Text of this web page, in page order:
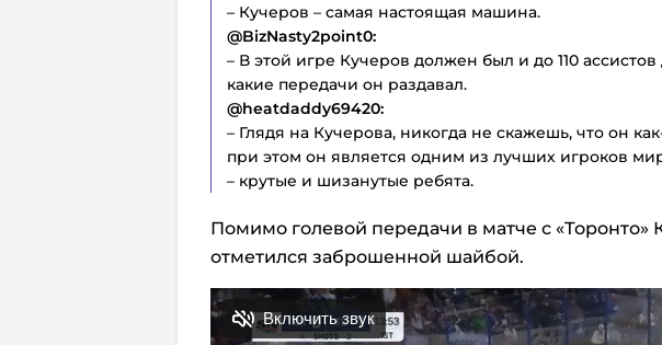
– Кучеров – самая настоящая машина.
@BizNasty2point0:
– В этой игре Кучеров должен был и до 110 ассистов
какие передачи он раздавал.
@heatdaddy69420:
– Глядя на Кучерова, никогда не скажешь, что он
при этом он является одним из лучших игроков
– крутые и шизанутые ребята.
Помимо голевой передачи в матче с «Торонто»
отметился заброшенной шайбой.